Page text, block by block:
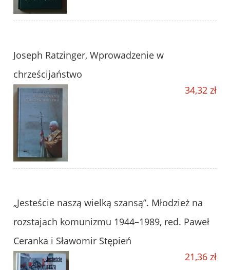
Joseph Ratzinger, Wprowadzenie w
chrześcijaństwo
34,32 zł
„Jesteście naszą wielką szansą”. Młodzież na
rozstajach komunizmu 1944–1989, red. Paweł
Ceranka i Sławomir Stępień
21,36 zł